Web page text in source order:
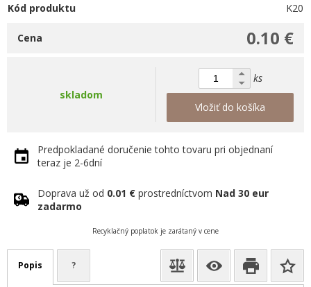
Kód produktu K20
0.10 €
Cena
skladom
ks
Vložiť do košíka
Predpokladané doručenie tohto tovaru pri objednaní
teraz je 2-6dní
Doprava už od 0.01 € prostredníctvom Nad 30 eur
zadarmo
Recyklačný poplatok je zarátaný v cene
Popis ?